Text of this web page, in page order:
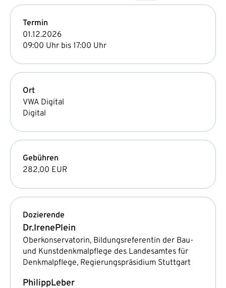
Termin
01.12.2026
09:00 Uhr bis 17:00 Uhr
Ort
VWA Digital
Digital
Gebühren
282,00 EUR
Dozierende
Dr.IrenePlein
Oberkonservatorin, Bildungsreferentin der Bau-
und Kunstdenkmalpflege des Landesamtes für
Denkmalpflege, Regierungspräsidium Stuttgart
PhilippLeber